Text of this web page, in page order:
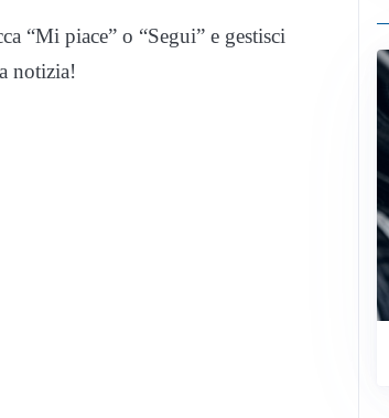
“Mi piace” o “Segui” e gestisci
notizia!